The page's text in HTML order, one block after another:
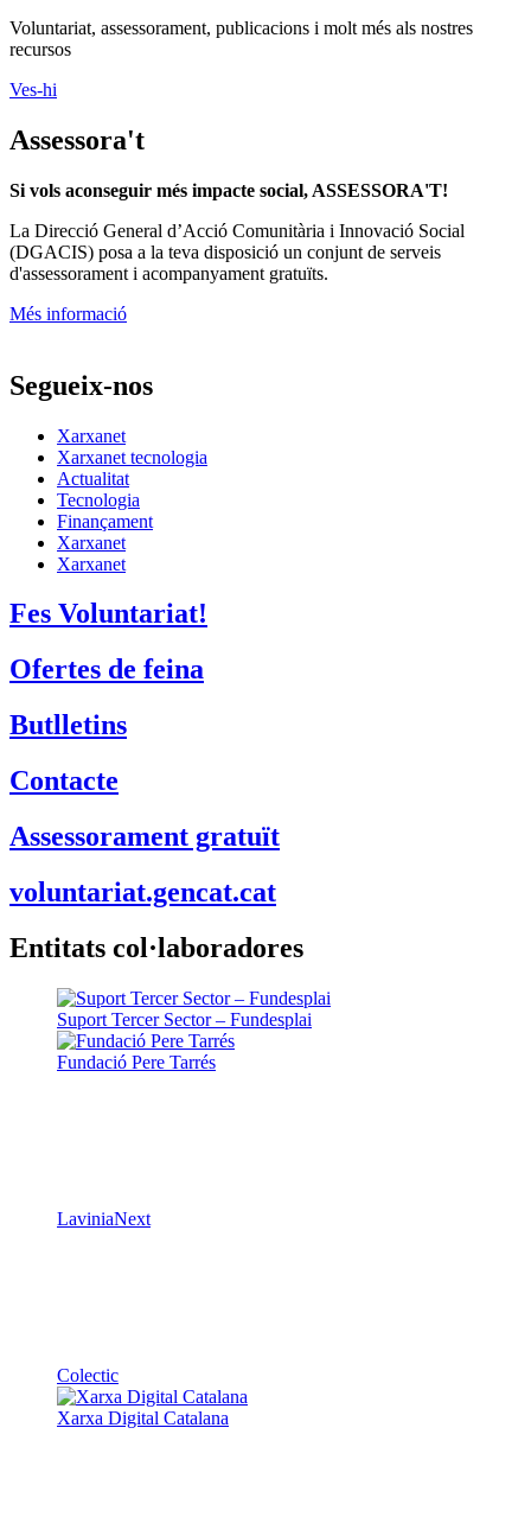
Voluntariat, assessorament, publicacions i molt més als nostres
recursos
Ves-hi
Assessora't
Si vols aconseguir més impacte social, ASSESSORA'T!
La Direcció General d’Acció Comunitària i Innovació Social
(DGACIS) posa a la teva disposició un conjunt de serveis
d'assessorament i acompanyament gratuïts.
Més informació
Segueix-nos
Xarxanet
Xarxanet tecnologia
Actualitat
Tecnologia
Finançament
Xarxanet
Xarxanet
Fes Voluntariat!
Ofertes de feina
Butlletins
Contacte
Assessorament gratuït
voluntariat.gencat.cat
Entitats col·laboradores
Suport Tercer Sector – Fundesplai
Fundació Pere Tarrés
LaviniaNext
Colectic
Xarxa Digital Catalana